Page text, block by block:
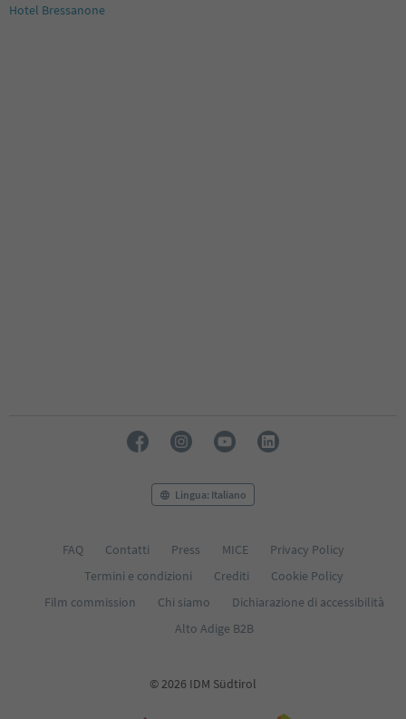
Hotel Bressanone
Lingua: Italiano
FAQ Contatti Press MICE
Privacy Policy
Termini e condizioni
Crediti
Cookie Policy
Film commission
Chi siamo
Dichiarazione di accessibilità
Alto Adige B2B
© 2026 IDM Südtirol